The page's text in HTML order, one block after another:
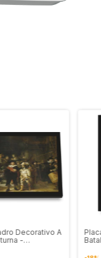
Decorativo A
-